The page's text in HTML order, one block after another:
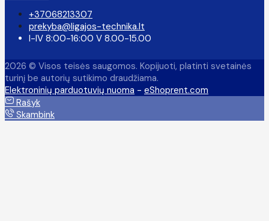
+37068213307
prekyba@ligajos-technika.lt
I-IV 8:00-16:00 V 8.00-15.00
2026 © Visos teisės saugomos. Kopijuoti, platinti svetainės
turinį be autorių sutikimo draudžiama.
Elektroninių parduotuvių nuoma - eShoprent.com
Rašyk
Skambink